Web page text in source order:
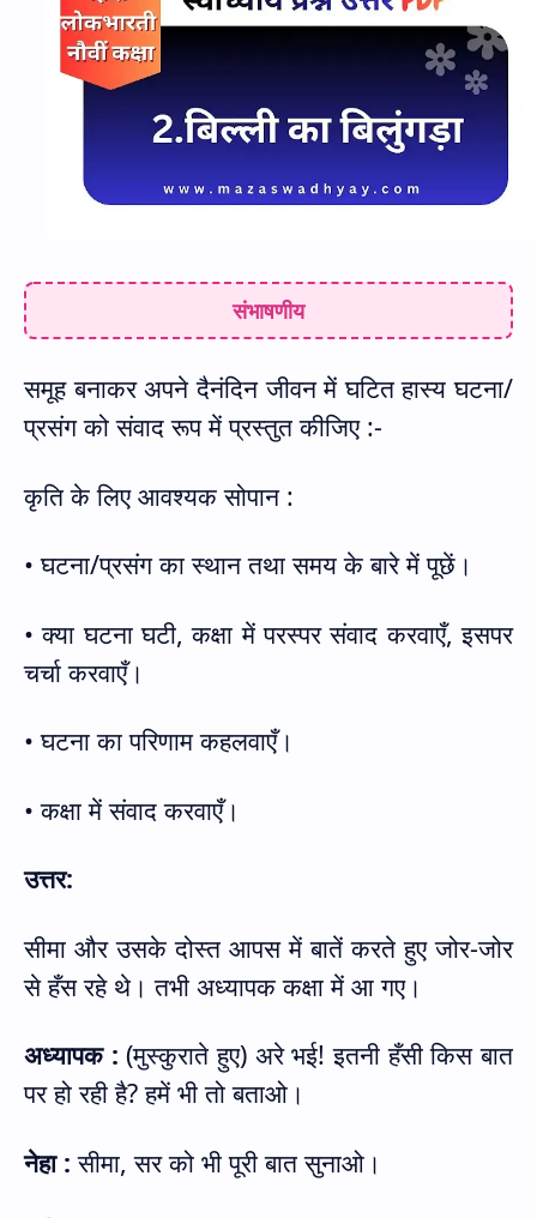
संभाषणीय
समूह बनाकर अपने दैनंदिन जीवन में घटित हास्य घटना/
प्रसंग को संवाद रूप में प्रस्तुत कीजिए :-
कृति के लिए आवश्यक सोपान :
• घटना/प्रसंग का स्थान तथा समय के बारे में पूछें।
• क्या घटना घटी,कक्षा में परस्पर संवाद करवाएँ,इसपर
चर्चा करवाएँ।
• घटना का परिणाम कहलवाएँ।
• कक्षा में संवाद करवाएँ।
उत्तर:
सीमा और उसके दोस्त आपस में बातें करते हुए जोर-जोर
से हँस रहे थे। तभी अध्यापक कक्षा में आ गए।
अध्यापक : (मुस्कुराते हुए) अरे भई! इतनी हँसी किस बात
पर हो रही है?हमें भी तो बताओ।
नेहा : सीमा,सर को भी पूरी बात सुनाओ।